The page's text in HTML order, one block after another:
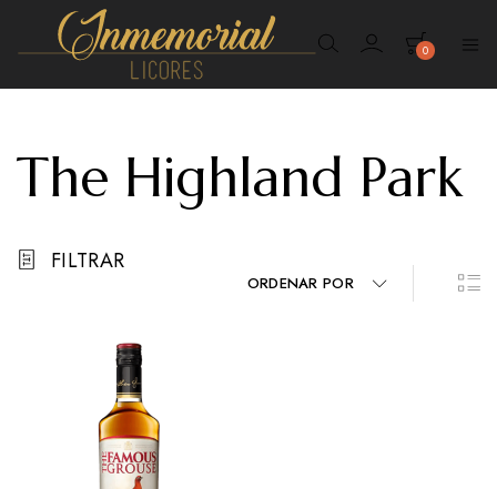
Inmemorial
0
The Highland Park
FILTRAR
ORDENAR POR